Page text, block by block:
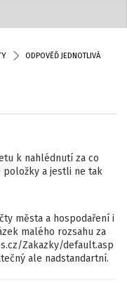
ODPOVĚĎ JEDNOTLIVÁ
k nahlédnutí za co
položky a jestli ne tak
města a hospodaření i
malého rozsahu za
Zakazky/default.asp
ale nadstandartní.